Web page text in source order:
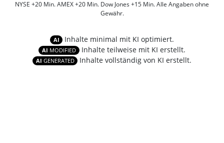
NYSE +20 Min. AMEX +20 Min. Dow Jones +15 Min. Alle Angaben ohne
Gewähr.
AI Inhalte minimal mit KI optimiert.
AI MODIFIED Inhalte teilweise mit KI erstellt.
AI GENERATED Inhalte vollständig von KI erstellt.